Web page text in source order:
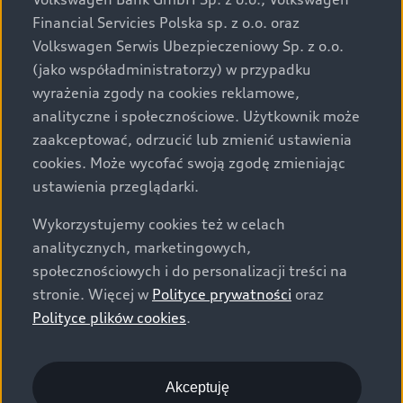
za dopłatą. Wiążące ustalenie ceny, wyposażenia i
specyfikacji pojazdu następują w umowie sprzedaży, a
określenie parametrów technicznych zawiera
świadectwo homologacji typu pojazdu. Zastrzegamy
sobie prawo do zmian i pomyłek. Wszelkie informacje
prezentowane na stronie są aktualne na dzień ich
zamieszczania. W celu uzyskania najnowszych
informacji prosimy kontaktować się z Partnerem Marki
Audi.
Wszystkie produkowane obecnie samochody marki Audi
są wykonywane z materiałów spełniających pod
względem możliwości odzysku i recyklingu wymagania
określone w normie ISO 22628 i są zgodne z
europejskimi świadectwami homologacji wydanymi wg
o.o. podlega obowiązkowi zapewnienia wszystkim
użytkownikom samochodów marki Volkswagen sieci
Financial Servicies Polska sp. z o.o. oraz
Volkswagen Serwis Ubezpieczeniowy Sp. z o.o.
(jako współadministratorzy) w przypadku
wyrażenia zgody na cookies reklamowe,
analityczne i społecznościowe. Użytkownik może
zaakceptować, odrzucić lub zmienić ustawienia
cookies. Może wycofać swoją zgodę zmieniając
ustawienia przeglądarki.
Wykorzystujemy cookies też w celach
analitycznych, marketingowych,
społecznościowych i do personalizacji treści na
stronie. Więcej w Polityce prywatności oraz
Polityce plików cookies.
Akceptuję